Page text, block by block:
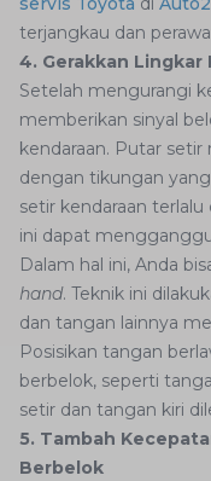
terjangkau dan
4. Gerakkan Lingkar
Setelah mengurangi
memberikan sinyal
kendaraan. Putar setir
dengan tikungan
setir kendaraan
ini dapat
Dalam hal ini, Anda
hand. Teknik ini
dan tangan lainnya
Posisikan tangan
berbelok, seperti
setir dan tangan kiri
5. Tambah
Berbelok